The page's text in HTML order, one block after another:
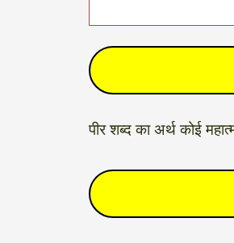
पीर शब्द का अर्थ कोई